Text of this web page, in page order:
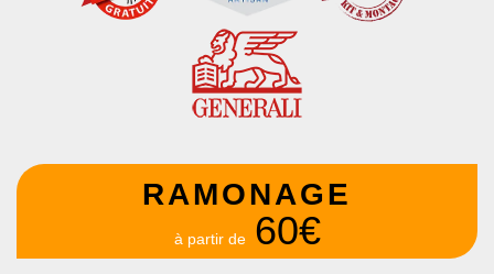
RAMONAGE
à partir de 60€